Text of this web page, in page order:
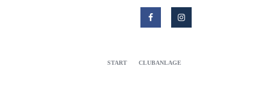
START CLUBANLAGE